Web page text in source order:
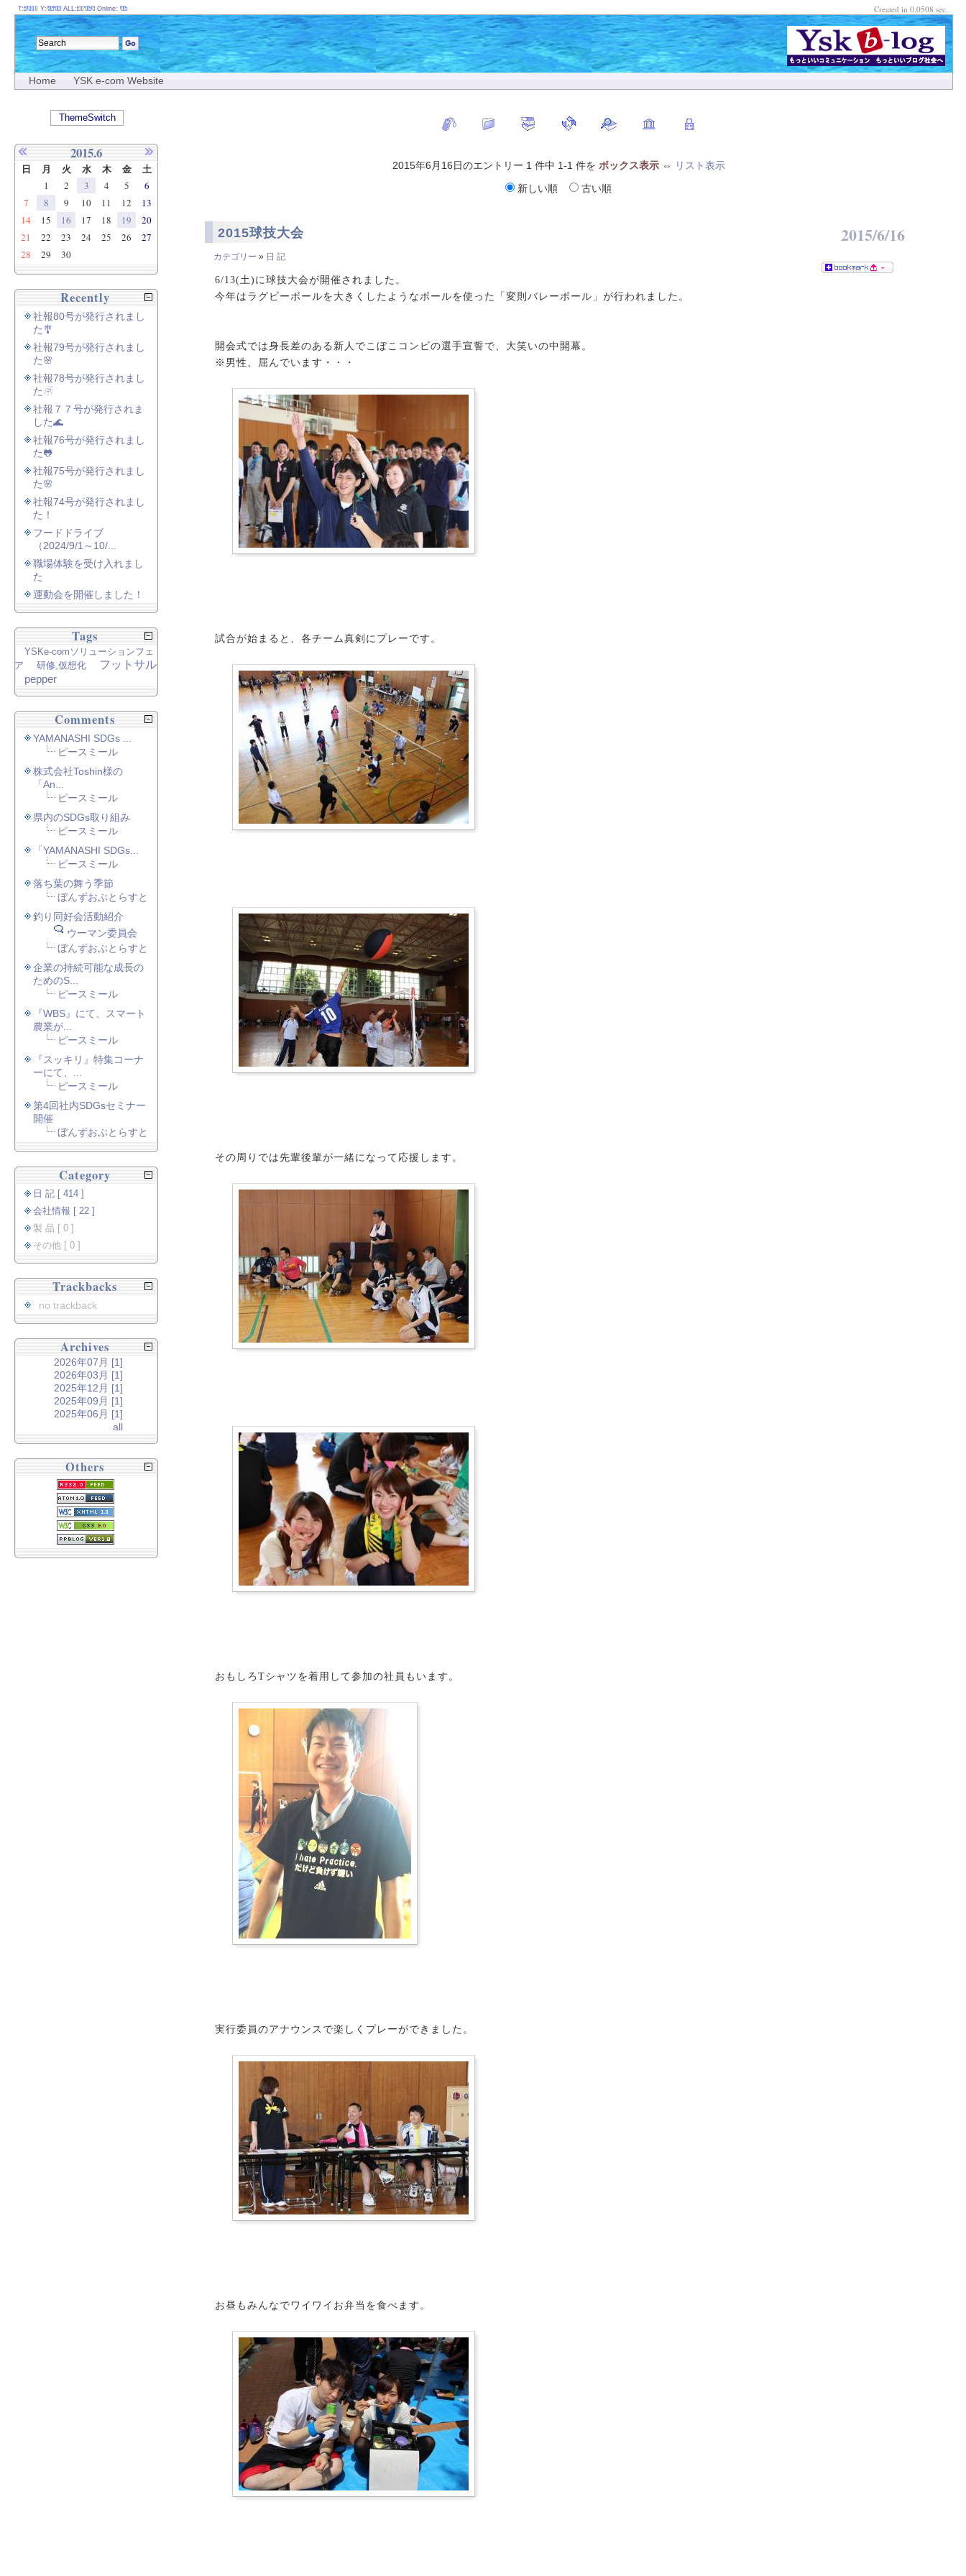
Home YSK e-com Website
2015年6月16日のエントリー 1 件中 1-1 件を ボックス表示⇔
リスト表示
新しい順
古い順
2015球技大会 2015/6/16
カテゴリー » 日 記
-
6/13(土)に球技大会が開催されました。
今年はラグビーボールを大きくしたようなボールを使った「変則バレーボール」が行われました。
開会式では身長差のある新人でこぼこコンビの選手宣誓で、大笑いの中開幕。
※男性、屈んでいます・・・
試合が始まると、各チーム真剣にプレーです。
その周りでは先輩後輩が一緒になって応援します。
おもしろTシャツを着用して参加の社員もいます。
実行委員のアナウンスで楽しくプレーができました。
お昼もみんなでワイワイお弁当を食べます。
T: Y: ALL: Online:
ThemeSwitch
Created in 0.0508 sec.
2015.6
日 月 火 水 木 金 土
1 2 3 4 5
6
7
8 9 10 11 12
13
14
15 16 17 18 19
20
21
22 23 24 25 26
27
28
29 30
Recently
社報80号が発行されまし
た🎐
社報79号が発行されまし
た🌸
社報78号が発行されまし
た☃
社報７７号が発行されま
した🌊
社報76号が発行されまし
た🐸
社報75号が発行されまし
た🌸
社報74号が発行されまし
た！
フードドライブ
（2024/9/1～10/...
職場体験を受け入れまし
た
運動会を開催しました！
Tags
YSKe-comソリューションフェ
ア
研修,仮想化
フットサル
pepper
Comments
YAMANASHI SDGs ...
ピースミール
株式会社Toshin様の
「An...
ピースミール
県内のSDGs取り組み
ピースミール
「YAMANASHI SDGs...
ピースミール
落ち葉の舞う季節
ぼんずおぶとらすと
釣り同好会活動紹介
ウーマン委員会
ぼんずおぶとらすと
企業の持続可能な成長の
ためのS...
ピースミール
『WBS』にて、スマート
農業が...
ピースミール
『スッキリ』特集コーナ
ーにて、...
ピースミール
第4回社内SDGsセミナー
開催
ぼんずおぶとらすと
Category
日 記 [ 414 ]
会社情報 [ 22 ]
製 品 [ 0 ]
その他 [ 0 ]
Trackbacks
no trackback
Archives
2026年07月 [1]
2026年03月 [1]
2025年12月 [1]
2025年09月 [1]
2025年06月 [1]
all
Others